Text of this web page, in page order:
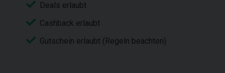
Deals erlaubt
Cashback erlaubt
Gutschein erlaubt (Regeln beachten)